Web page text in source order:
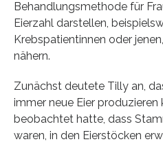
Behandlungsmethode für
Eierzahl darstellen,
Krebspatientinnen oder
nähern.
Zunächst deutete Tilly an,
immer neue Eier produzieren
beobachtet hatte, dass
waren, in den Eierstöcken